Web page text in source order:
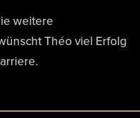
weitere
Théo viel Erfolg